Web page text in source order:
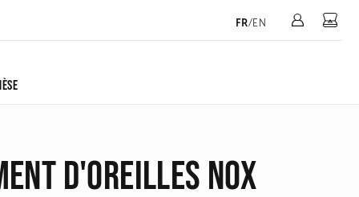
FR/EN
D'OREILLES NOX